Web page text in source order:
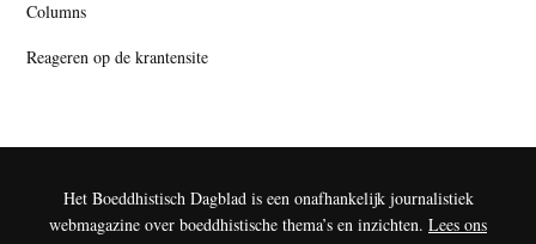
Columns
Reageren op de krantensite
Het Boeddhistisch Dagblad is een onafhankelijk journalistiek
webmagazine over boeddhistische thema’s en inzichten. Lees ons